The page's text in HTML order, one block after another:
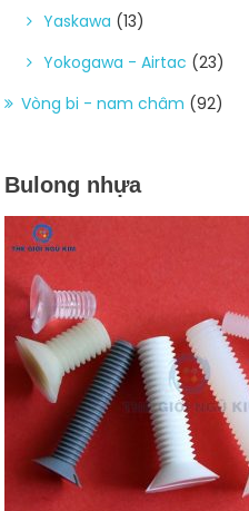
Yaskawa (13)
Yokogawa - Airtac (23)
Vòng bi - nam châm (92)
Bulong nhựa